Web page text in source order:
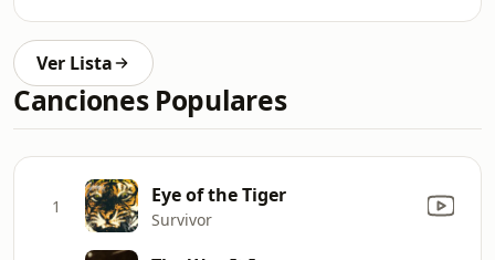
Ver Lista
Canciones Populares
1 Eye of the Tiger
Survivor